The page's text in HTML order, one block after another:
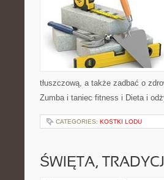
tłuszczową, a także zadbać o
Zumba i taniec fitness i Dieta i
CATEGORIES: KOSTKI LODU
ŚWIĘTA,